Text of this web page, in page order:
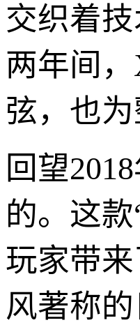
交织着
两年间
弦，也
回望
的。这
玩家带
风著称